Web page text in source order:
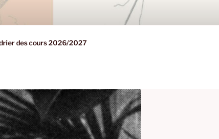
des cours 2026/2027